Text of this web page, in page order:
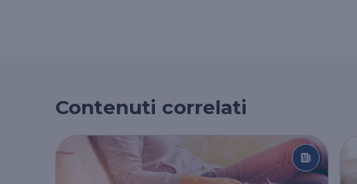
Contenuti correlati